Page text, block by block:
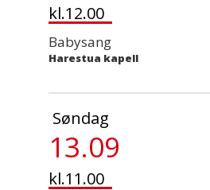
kl.12.00
Babysang
Harestua kapell
Søndag
13.09
kl.11.00